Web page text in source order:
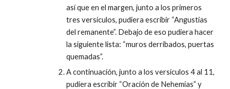
así que en el margen, junto a los primeros
tres versículos, pudiera escribir “Angustias
del remanente”. Debajo de eso pudiera hacer
la siguiente lista: “muros derribados, puertas
quemadas”.
A continuación, junto a los versículos 4 al 11,
pudiera escribir “Oración de Nehemías” y